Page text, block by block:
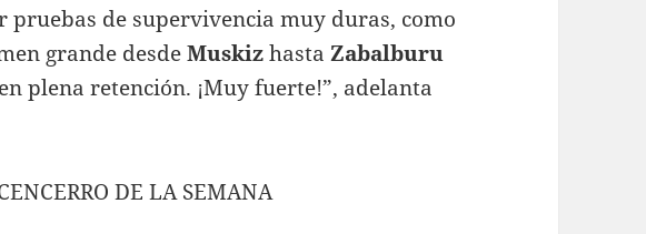
pruebas de supervivencia muy duras, como
grande desdeMuskizhastaZabalburu
plena retención. ¡Muy fuerte!”, adelanta
DE LA SEMANA